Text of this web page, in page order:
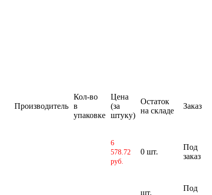
Производитель
Кол-во
в
упаковке
Цена
(за
штуку)
Остаток
на складе
Заказ
6
578.72
руб.
0 шт.
Под
заказ
шт.
Под